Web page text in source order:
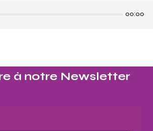
00:00
à notre Newsletter​